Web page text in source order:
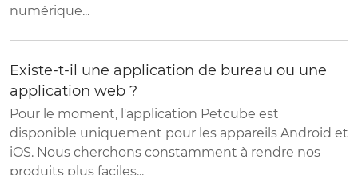
numérique...
Existe-t-il une application de bureau ou une
application web ?
Pour le moment, l'application Petcube est
disponible uniquement pour les appareils Android et
iOS. Nous cherchons constamment à rendre nos
produits plus faciles...